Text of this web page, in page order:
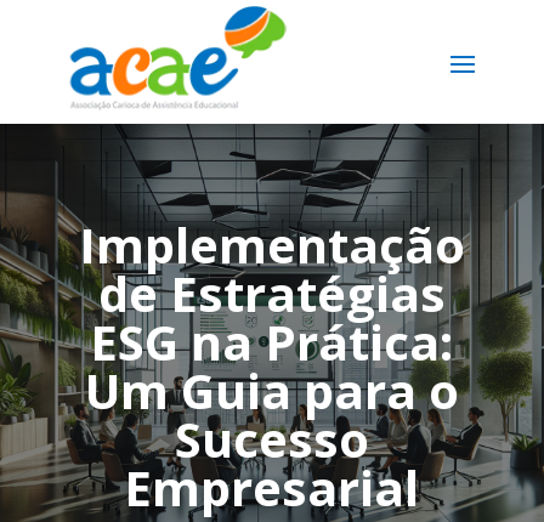
Implementação
de Estratégias
ESG na Prática:
Um Guia para o
Sucesso
Empresarial